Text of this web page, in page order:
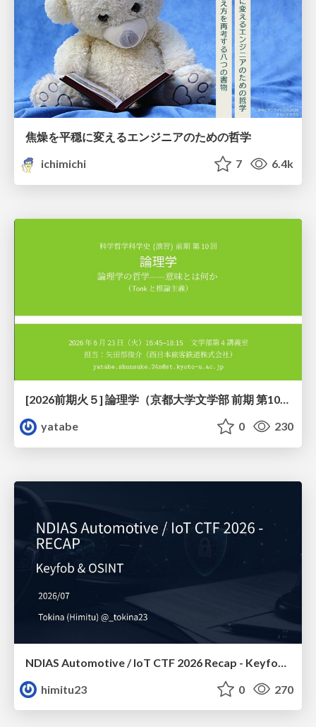
焦燥を平穏に変えるエンジニアのための哲学
ichimichi
7 6.4k
[2026前期火５] 論理学（京都大学文学部 前期 第10回）「論理学の哲学——意味とは何か（Tonkと推論主義）」
yatabe
0 230
himitu23
0 270